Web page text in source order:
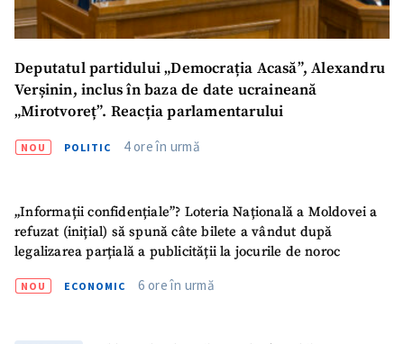
Deputatul partidului „Democrația Acasă”, Alexandru
Verșinin, inclus în baza de date ucraineană
„Mirotvoreț”. Reacția parlamentarului
NOU POLITIC 4 ore în urmă
„Informații confidențiale”? Loteria Națională a Moldovei a
refuzat (inițial) să spună câte bilete a vândut după
legalizarea parțială a publicității la jocurile de noroc
NOU ECONOMIC 6 ore în urmă